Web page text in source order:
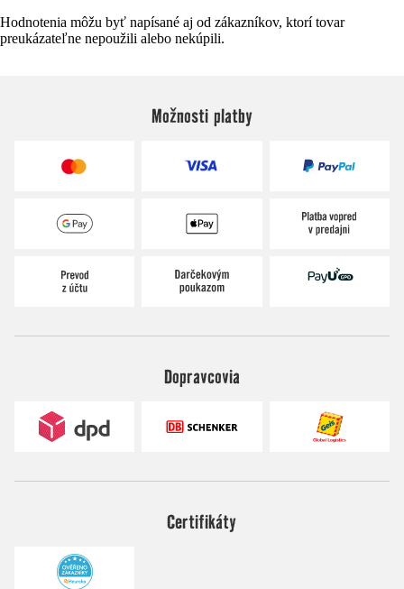
Hodnotenia môžu byť napísané aj od zákazníkov, ktorí tovar
preukázateľne nepoužili alebo nekúpili.
Možnosti platby
Dopravcovia
Certifikáty